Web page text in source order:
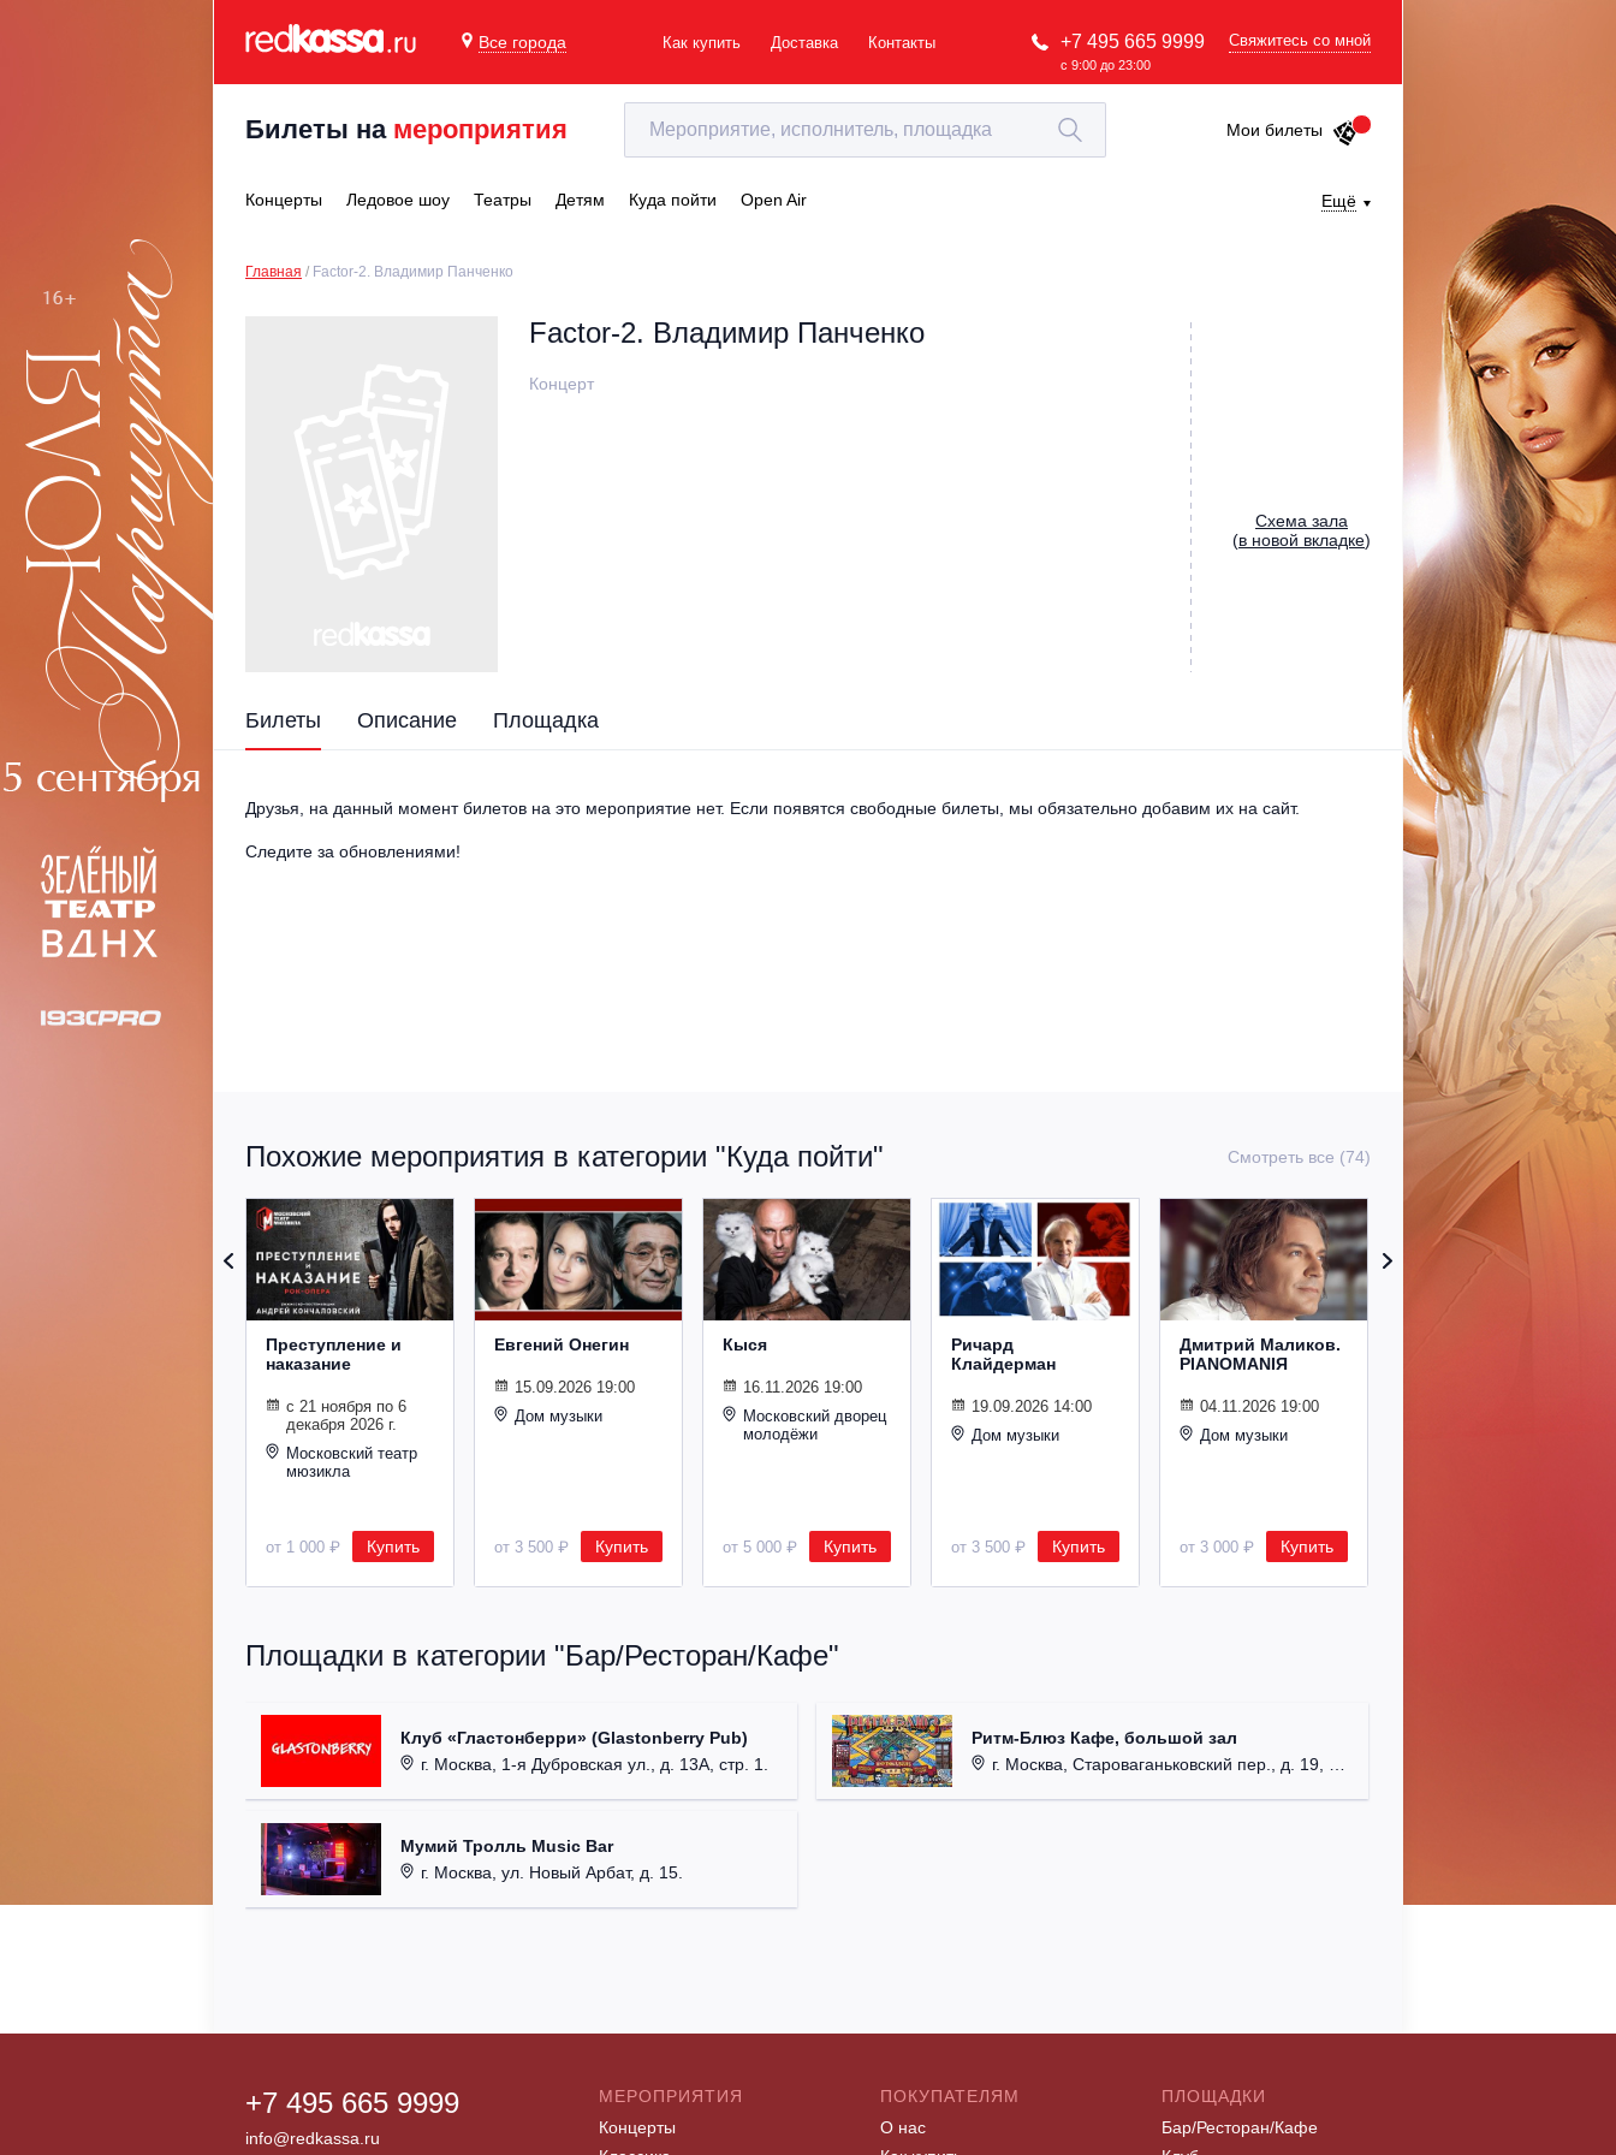
Все города Как купить Доставка Контакты +7 495 665 9999
с 9:00 до 23:00
Свяжитесь со мной
Билеты на мероприятия Мои билеты
Концерты Ледовое шоу Театры Детям Куда пойти Open Air Ещё
Главная Factor-2. Владимир Панченко
Factor-2. Владимир Панченко
Концерт
Cхема зала
(в новой вкладке)
Билеты Описание Площадка
Друзья, на данный момент билетов на это мероприятие нет. Если появятся свободные билеты, мы обязательно добавим их на сайт.
Следите за обновлениями!
Похожие мероприятия в категории "Куда пойти" Смотреть все (74)
Преступление и
наказание
с 21 ноября по 6
декабря 2026 г.
Московский театр
мюзикла
от 1 000 ₽ Купить
Евгений Онегин
15.09.2026 19:00
Дом музыки
от 3 500 ₽ Купить
Кыся
16.11.2026 19:00
Московский дворец
молодёжи
от 5 000 ₽ Купить
Ричард
Клайдерман
19.09.2026 14:00
Дом музыки
от 3 500 ₽ Купить
Дмитрий Маликов.
PIANOMANIЯ
04.11.2026 19:00
Дом музыки
от 3 000 ₽ Купить
Площадки в категории "Бар/Ресторан/Кафе"
Клуб «Гластонберри» (Glastonberry Pub)
г. Москва, 1-я Дубровская ул., д. 13А, стр. 1.
Мумий Тролль Music Bar
г. Москва, ул. Новый Арбат, д. 15.
Ритм-Блюз Кафе, большой зал
г. Москва, Староваганьковский пер., д. 19, стр. 2.
+7 495 665 9999
info@redkassa.ru
МЕРОПРИЯТИЯ
Концерты
ПОКУПАТЕЛЯМ
О нас
ПЛОЩАДКИ
Бар/Ресторан/Кафе